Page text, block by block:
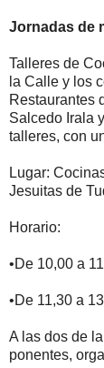
Jornadas de
Talleres de
la Calle y los
Restaurantes
Salcedo Irala
talleres, con
Lugar:
Jesuitas de
Horario:
•De 10,00 a
•De 11,30 a
A las dos de
ponentes,